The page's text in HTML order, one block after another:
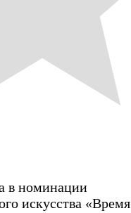
в номинации
искусства «Время